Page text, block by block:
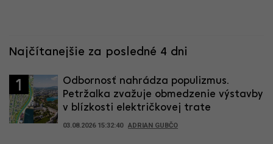
Najčítanejšie za posledné 4 dni
1
Odbornosť nahrádza populizmus.
Petržalka zvažuje obmedzenie výstavby
v blízkosti električkovej trate
03.08.2026 15:32:40 ADRIAN GUBČO